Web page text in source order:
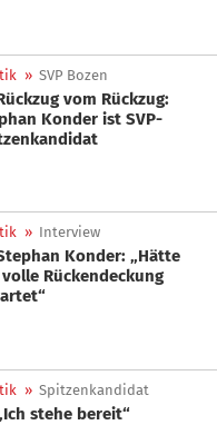
» SVP Bozen
Konder ist SVP-
» Interview
Rückendeckung
» Spitzenkandidat
„Ich stehe bereit“